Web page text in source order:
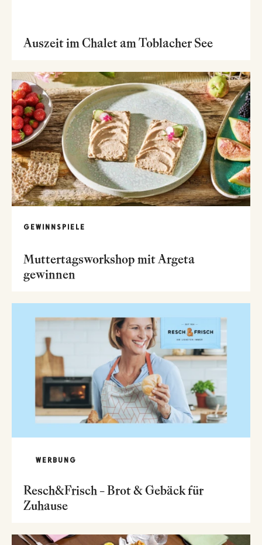
Auszeit im Chalet am Toblacher See
GEWINNSPIELE
Muttertagsworkshop mit Argeta
gewinnen
WERBUNG
Resch&Frisch – Brot & Gebäck für
Zuhause